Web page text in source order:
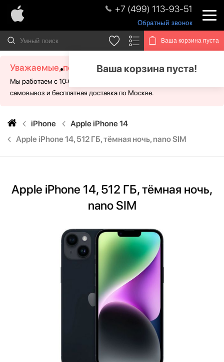
+7 (499) 113-93-51
Обратный звонок
Ваша корзина пуста
Ваша корзина пуста!
Уважаемые, посетители!
Мы работаем с 10:00 - 21:00 без выходных. Для Вас доступен
самовывоз и бесплатная доставка по Москве.
iPhone
Apple iPhone 14
Apple iPhone 14, 512 ГБ, тёмная ночь, nano SIM
Apple iPhone 14, 512 ГБ, тёмная ночь,
nano SIM